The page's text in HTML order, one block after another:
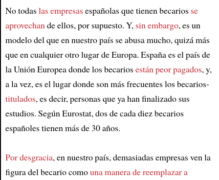
No todaslas empresasespañolas que tienen becarios se
aprovechande ellos, por supuesto. Y, sin embargo, es un
modelo del que en nuestro país se abusa mucho, quizá más
que en cualquier otro lugar de Europa. España es el país de
la Unión Europea donde los becariosestán peor pagados, y,
a la vez, es el lugar donde son más frecuentes los becarios-
titulados, es decir, personas que ya han finalizado sus
estudios. Según Eurostat, dos de cada diez becarios
españoles tienen más de 30 años.
Por desgracia, en nuestro país, demasiadas empresas ven la
figura del becario comouna manera de reemplazar a